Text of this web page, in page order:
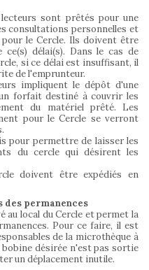
sont prêtés pour une
consultations personnelles et
le Cercle. Ils doivent être
délai(s). Dans le cas de
si ce délai est insuffisant, il
de l'emprunteur.
impliquent le dépôt d'une
forfait destiné à couvrir les
du matériel prêté. Les
pour le Cercle se verront
pour permettre de laisser les
du cercle qui désirent les
doivent être expédiés en
des permanences
au local du Cercle et permet la
Pour ce faire, il est
de la microthèque à
désirée n'est pas sortie
un déplacement inutile.